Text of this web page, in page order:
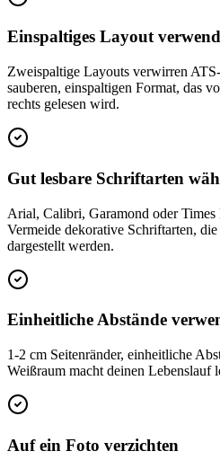
Einspaltiges Layout
Zweispaltige Layouts verwirren
sauberen, einspaltigen Format, das
rechts gelesen wird.
Gut lesbare Schriftarten
Arial, Calibri, Garamond oder
Vermeide dekorative Schriftarten,
dargestellt werden.
Einheitliche Abstände
1-2 cm Seitenränder, einheitliche
Weißraum macht deinen Lebenslauf
Auf ein Foto verzichten